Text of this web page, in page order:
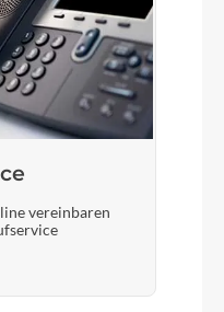
vereinbaren